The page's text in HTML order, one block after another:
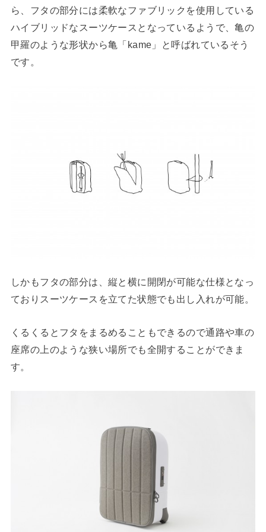
ら、フタの部分には柔軟なファブリックを使用している
ハイブリッドなスーツケースとなっているようで、亀の
甲羅のような形状から亀「kame」と呼ばれているそう
です。
しかもフタの部分は、縦と横に開閉が可能な仕様となっ
ておりスーツケースを立てた状態でも出し入れが可能。
くるくるとフタをまるめることもできるので通路や車の
座席の上のような狭い場所でも全開することができま
す。